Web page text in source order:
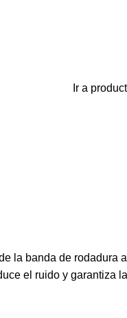
Ir a
la banda de rodadura al
el ruido y garantiza la